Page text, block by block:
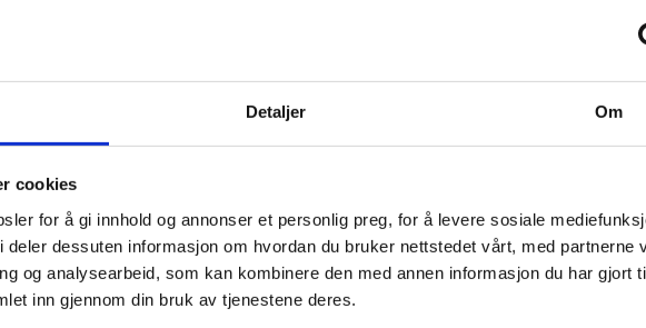
Detaljer Om
cookies
for å gi innhold og annonser et personlig preg, for å levere sosiale
dessuten informasjon om hvordan du bruker nettstedet vårt, med partnerne
og analysearbeid, som kan kombinere den med annen informasjon du har gjort
inn gjennom din bruk av tjenestene deres.
plastproduksjonen doblet seg de siste 20 årene, men bare 9 prosent
blir faktisk resirkulert. Resirkulert plast utgjorde bare 6 % av
2019, til tross for at produksjonen har firedoblet seg på 20 år.
Sahara bruker hver innbygger i snitt kun 16 kilo plast i året, mot 156
men store mengder avfall havner på åpne fyllinger eller i
avfallshåndtering, og kun 6% av plastavfallet blir resirkulert
Outlook 2022